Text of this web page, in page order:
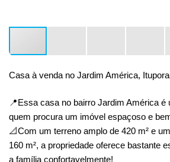
Casa à venda no Jardim América,
📍Essa casa no bairro Jardim América é
quem procura um imóvel espaçoso e
📐Com um terreno amplo de 420 m² e
160 m², a propriedade oferece bastante
a família confortavelmente!